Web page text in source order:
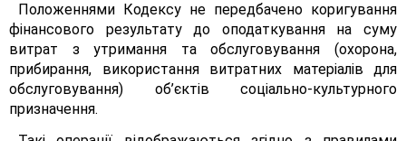
Положеннями Кодексу не передбачено коригування
фінансового результату до оподаткування на суму
витрат з утримання та обслуговування (охорона,
прибирання, використання витратних матеріалів для
обслуговування) об’єктів соціально-культурного
призначення.